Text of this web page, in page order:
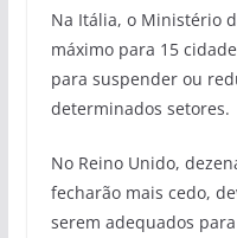
Na Itália, o Ministério
máximo para 15
para suspender ou
determinados setores.
No Reino Unido,
fecharão mais cedo,
serem adequados